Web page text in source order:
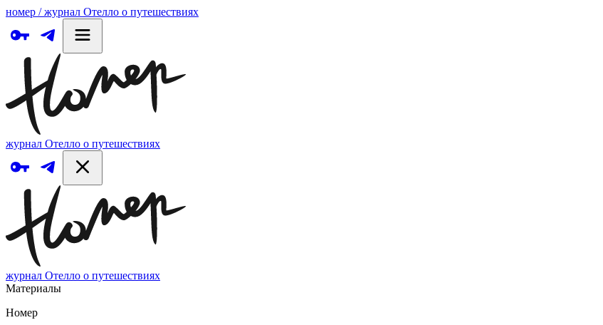
номер / журнал Отелло о путешествиях
журнал Отелло о путешествиях
журнал Отелло о путешествиях
Материалы
Номер